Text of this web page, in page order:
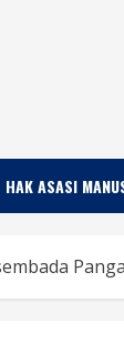
HAK ASASI